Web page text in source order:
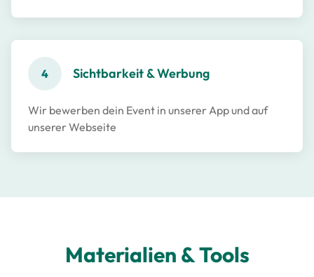
4 Sichtbarkeit & Werbung
Wir bewerben dein Event in unserer App und auf
unserer Webseite
Materialien & Tools